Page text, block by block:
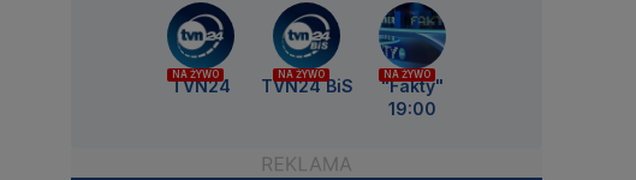
NA ŻYWO
TVN24
NA ŻYWO
TVN24 BiS
NA ŻYWO
"Fakty"
19:00